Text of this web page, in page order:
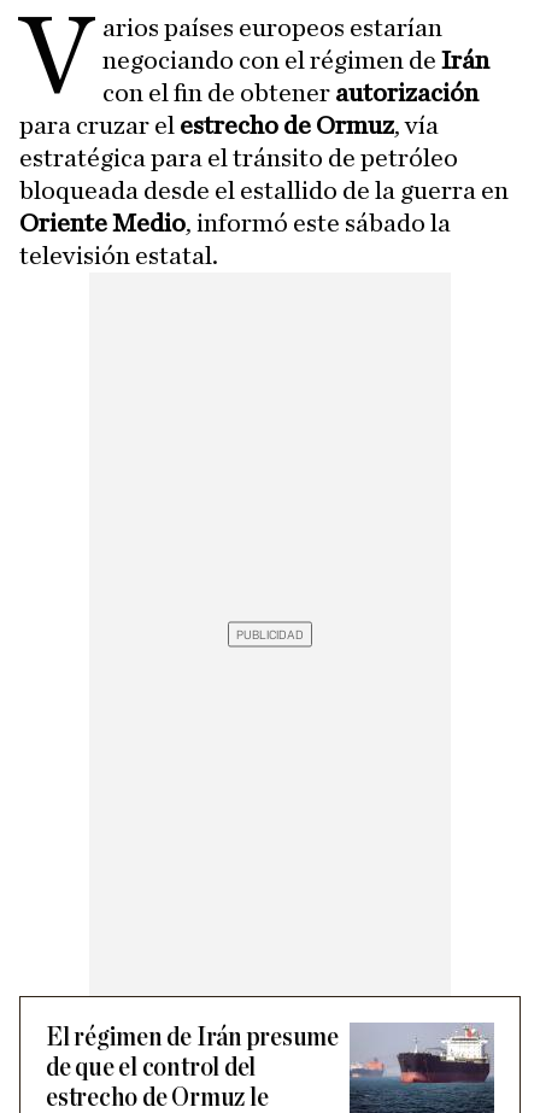
V arios países europeos estarían
negociando con el régimen deIrán
con el fin de obtener autorización
para cruzar el estrecho de Ormuz, vía
estratégica para el tránsito de petróleo
bloqueada desde el estallido de la guerra en
Oriente Medio, informó este sábado la
televisión estatal.
El régimen de Irán presume
de que el control del
estrecho de Ormuz le